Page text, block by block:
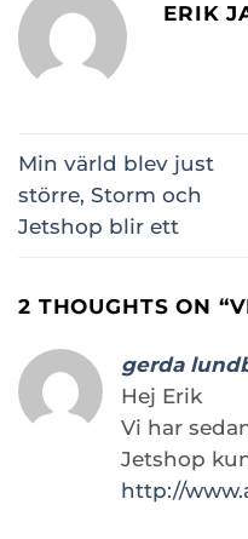
ERIK
Min värld blev just
större, Storm och
Jetshop blir ett
2 THOUGHTS ON “
gerda
Hej Erik
Vi har
Jetshop
http://